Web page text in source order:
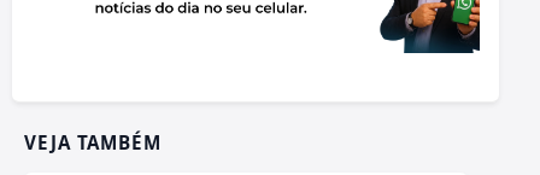
VEJA TAMBÉM